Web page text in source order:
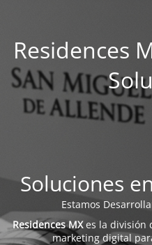
Residences
Soluciones
Estamos
Residences MXes la división
marketing digital